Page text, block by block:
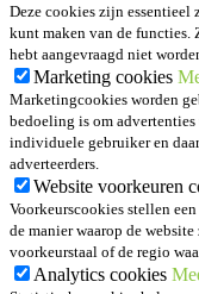
Deze cookies zijn essentieel
kunt maken van de functies.
hebt aangevraagd niet
Marketing cookies
Marketingcookies worden
bedoeling is om
individuele gebruiker en
adverteerders.
Website voorkeuren
Voorkeurscookies stellen
de manier waarop de
voorkeurstaal of de regio
Analytics cookies